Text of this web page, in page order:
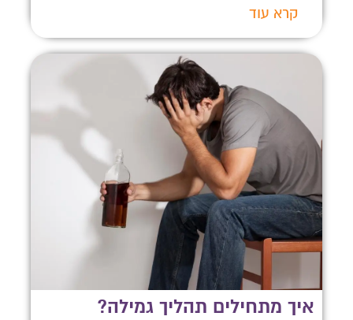
קרא עוד
איך מתחילים תהליך גמילה?